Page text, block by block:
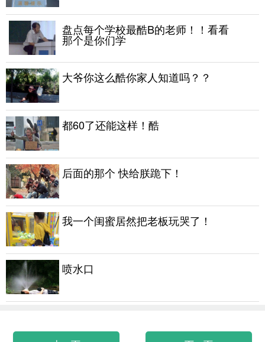
盘点每个学校最酷B的老师！！看看
那个是你们学
大爷你这么酷你家人知道吗？？
都60了还能这样！酷
后面的那个 快给朕跪下！
我一个闺蜜居然把老板玩哭了！
喷水口